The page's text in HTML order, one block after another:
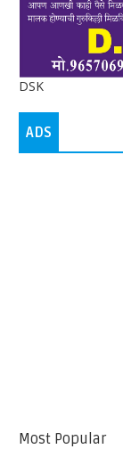
DSK
ADS
Most Popular